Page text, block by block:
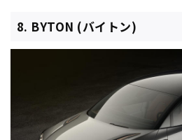
8. BYTON (バイトン)